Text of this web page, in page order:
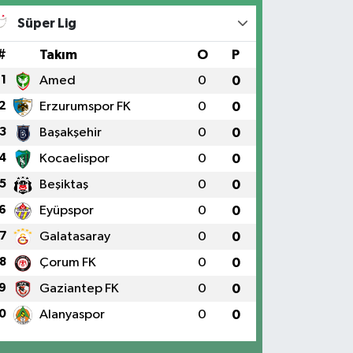
Süper Lig
Takım O P
1 Amed 0 0
Erzurumspor FK 0 0
3 Başakşehir 0 0
Kocaelispor 0 0
5 Beşiktaş 0 0
Eyüpspor 0 0
7 Galatasaray 0 0
8 Çorum FK 0 0
Gaziantep FK 0 0
Alanyaspor 0 0